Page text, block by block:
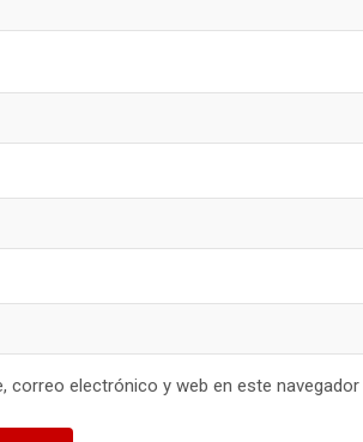
correo electrónico y web en este